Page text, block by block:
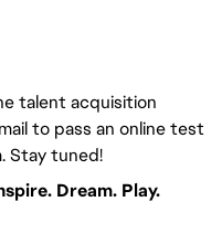
talent acquisition
to pass an online test
Stay tuned!
Dream. Play.